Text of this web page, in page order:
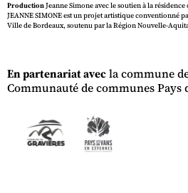
ProductionJeanne Simone avec le soutien à la
JEANNE SIMONE est un projet artistique conventionné
Ville de Bordeaux, soutenu par la Région Nouvelle-
En partenariat avecla commune
Communauté de communes Pays